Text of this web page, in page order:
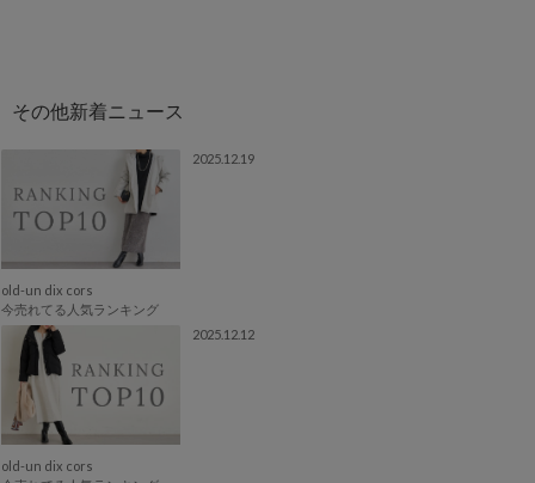
2025.12.19
old-un dix cors
今売れてる人気ランキング
2025.12.12
old-un dix cors